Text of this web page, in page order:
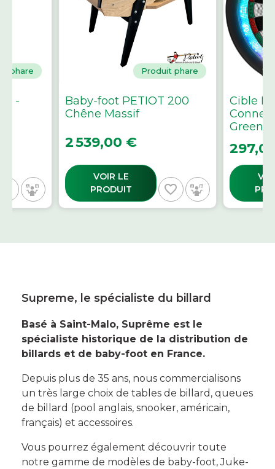
phare
-
Produit phare
Baby-foot PETIOT 200
Chêne Massif
Prix
2 539,00 €
VOIR LE
PRODUIT
favorite_border
Cible
Green
Prix
Supreme, le spécialiste du billard
Basé à Saint-Malo, Suprême est le
spécialiste historique de la distribution de
billards et de baby-foot en France.
Depuis plus de 35 ans, nous commercialisons
un très large choix de tables de billard, queues
de billard (pool anglais, snooker, américain,
français) et accessoires.
Vous pourrez également découvrir toute
notre gamme de modèles de baby-foot, Juke-